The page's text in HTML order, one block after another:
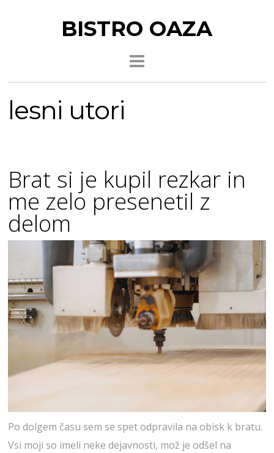
BISTRO OAZA
lesni utori
Brat si je kupil rezkar in
me zelo presenetil z
delom
Po dolgem času sem se spet odpravila na obisk k bratu.
Vsi moji so imeli neke dejavnosti, mož je odšel na